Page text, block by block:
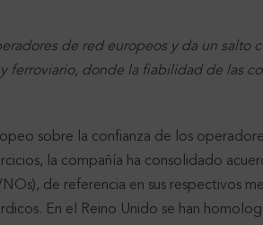
de red europeos y da un salto
ferroviario, donde la fiabilidad de las
sobre la confianza de los
la compañía ha consolidado
de referencia en sus respectivos
En el Reino Unido se han